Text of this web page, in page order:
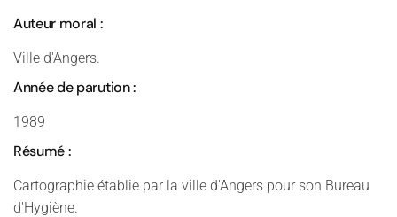
Auteur moral :
Ville d'Angers.
Année de parution :
1989
Résumé :
Cartographie établie par la ville d'Angers pour son Bureau
d'Hygiène.